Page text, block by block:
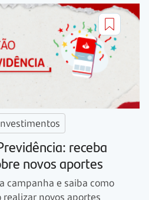
receba
novos aportes
campanha e saiba como
novos aportes